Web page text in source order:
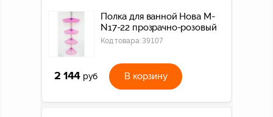
Полка для ванной Нова M-
N17-22 прозрачно-розовый
Код товара:39107
2 144 руб В корзину